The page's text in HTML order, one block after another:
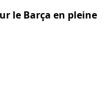
le Barça en pleine